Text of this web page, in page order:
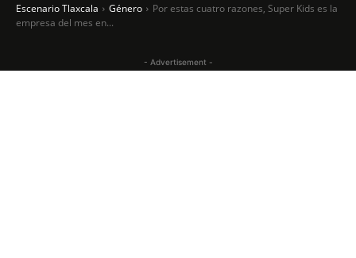
Escenario Tlaxcala Género
Por estas cuatro razones, Super Kids es la
empresa del mes en...
- Advertisement -